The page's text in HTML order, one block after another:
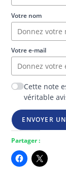
Votre nom
Votre e-mail
Cette note
véritable
ENVOYER
Partager :